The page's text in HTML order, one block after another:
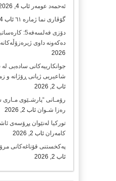
ئەحمەد عومەر ئاب 4, 2026
گۆڤاری نما ژمارە ٦١
ئاب 4, 2026
دۆزی
دەکەونە داوی
2026
جوانکارییەکانی سادەیی
شاعیریی ژیانی ڕۆژانە و
ئاب 2, 2026
رۆمـانی “پارشـێوی
رەزا شـوان ئاب 2, 2026
تورکیا لەنێوان پڕۆسەی
کامەران ئاب 2, 2026
پەکخستنی قۆناغەکانی
ئاب 2, 2026